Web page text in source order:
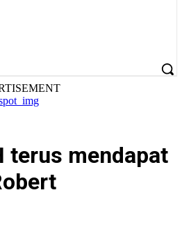
terus mendapat